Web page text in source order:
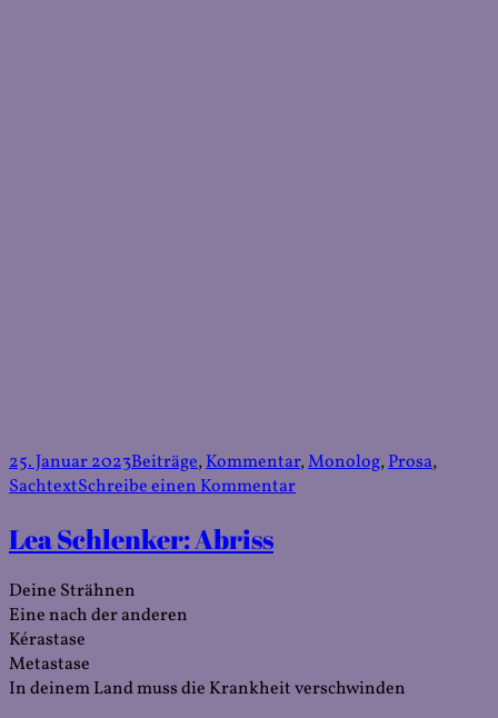
Veröffentlicht
am
25. Januar 2023Kategorien
Beiträge,Kommentar,Monolog,Prosa,
SachtextSchreibe einen Kommentarzu
schöner
Lea Schlenker: Abriss
Deine Strähnen
Eine nach der anderen
Kérastase
Metastase
In deinem Land muss die Krankheit verschwinden